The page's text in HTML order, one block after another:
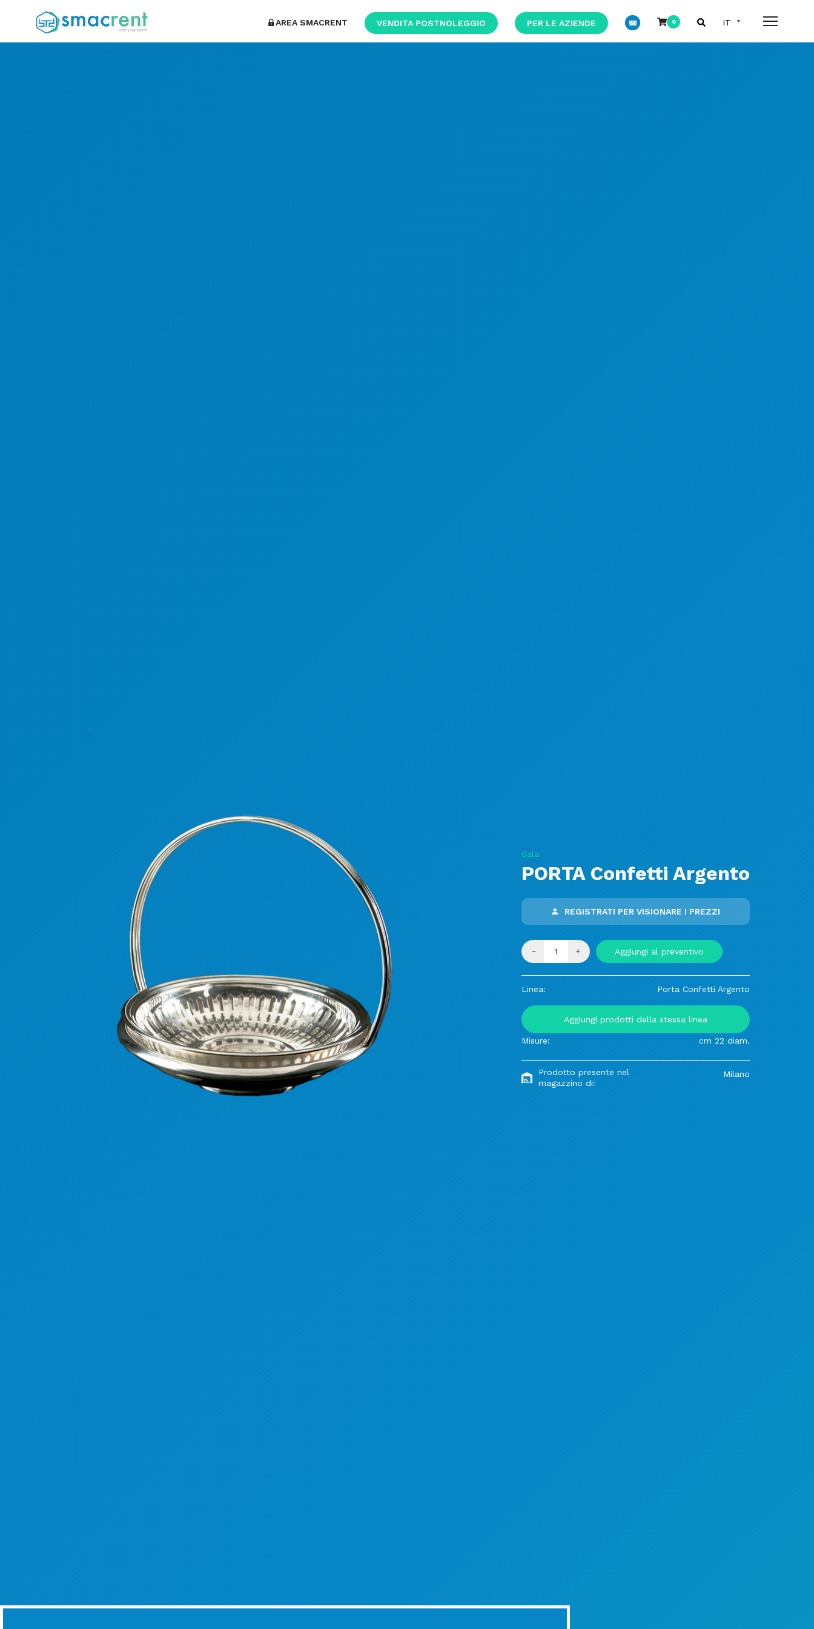
AREA SMACRENT VENDITA POSTNOLEGGIO PER LE AZIENDE 0
Sala
PORTA Confetti Argento
REGISTRATI PER VISIONARE I PREZZI
- + Aggiungi al preventivo
Linea: Porta Confetti Argento
Aggiungi prodotti della stessa linea
Misure: cm 22 diam.
Prodotto presente nel
magazzino di:
Milano